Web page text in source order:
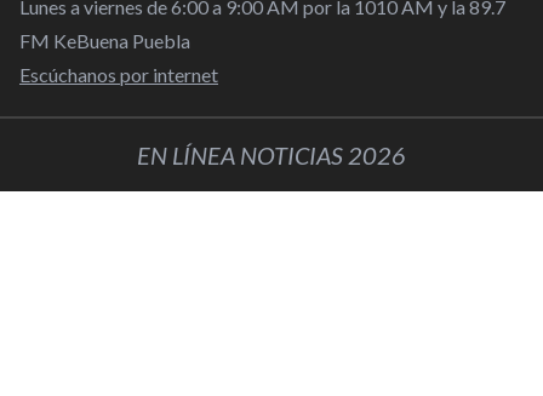
Lunes a viernes de 6:00 a 9:00 AM por la 1010 AM y la 89.7
FM KeBuena Puebla
Escúchanos por internet
EN LÍNEA NOTICIAS 2026